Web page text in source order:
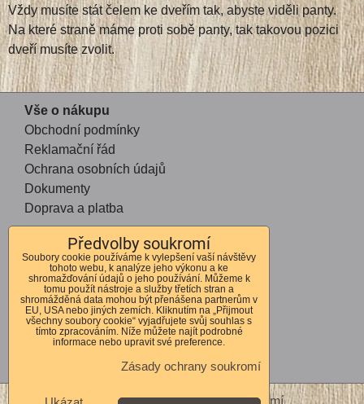
Vždy musíte stát čelem ke dveřím tak, abyste viděli panty.
Na které straně máme proti sobě panty, tak takovou pozici
dveří musíte zvolit.
Vše o nákupu
Obchodní podmínky
Reklamační řád
Ochrana osobních údajů
Dokumenty
Doprava a platba
Kontakt
Andrea Mohauptová
Kvítkov 56
Česká Lípa
470 01
DIČ CZ7762262310
Předvolby soukromí
Soubory cookie používáme k vylepšení vaší návštěvy
tohoto webu, k analýze jeho výkonu a ke
shromažďování údajů o jeho používání. Můžeme k
tomu použít nástroje a služby třetích stran a
shromážděná data mohou být přenášena partnerům v
EU, USA nebo jiných zemích. Kliknutím na „Přijmout
všechny soubory cookie“ vyjadřujete svůj souhlas s
tímto zpracováním. Níže můžete najít podrobné
informace nebo upravit své preference.
Zásady ochrany soukromí